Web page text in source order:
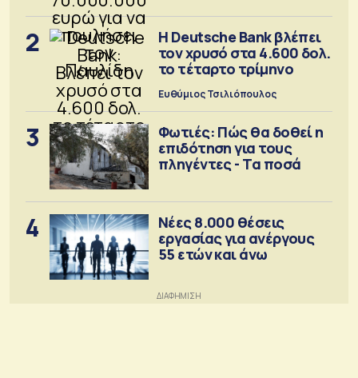
2
Η Deutsche Bank βλέπει
τον χρυσό στα 4.600 δολ.
το τέταρτο τρίμηνο
Ευθύμιος Τσιλιόπουλος
3
Φωτιές: Πώς θα δοθεί η
επιδότηση για τους
πληγέντες - Τα ποσά
4
Νέες 8.000 θέσεις
εργασίας για ανέργους
55 ετών και άνω